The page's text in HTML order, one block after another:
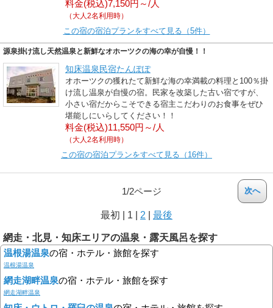
料金(税込)7,150円～/人
（大人2名利用時）
この宿の宿泊プランをすべて見る（5件）
源泉掛け流し天然温泉と新鮮なオホーツクの海の幸が自慢！！
知床温泉民宿たんぽぽ
オホーツクの獲れたて新鮮な海の幸満載の料理と100％掛
け流し温泉が自慢の宿。民家を改築した古い宿ですが、
小さい宿だからこそできる宿主こだわりのお食事をぜひ
堪能しにいらしてください！！
料金(税込)11,550円～/人
（大人2名利用時）
この宿の宿泊プランをすべて見る（16件）
次へ
1/2ページ
最初 1 2 最後
網走・北見・知床エリアの温泉・露天風呂を探す
温根湯温泉の宿・ホテル・旅館を探す
温根湯温泉
網走湖畔温泉の宿・ホテル・旅館を探す
網走湖畔温泉